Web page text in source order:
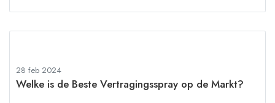
28 feb 2024
Welke is de Beste Vertragingsspray op de Markt?